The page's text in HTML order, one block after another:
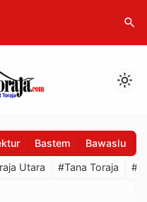
search
light_mode
Bastem Bawaslu
Utara #Tana Toraja